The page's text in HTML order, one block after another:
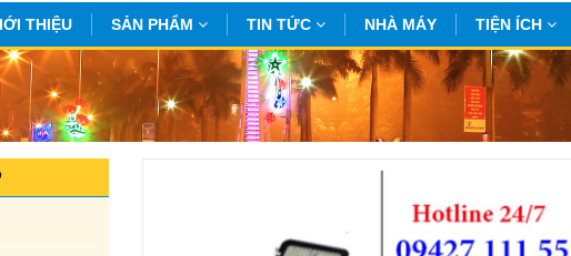
THIỆU SẢN PHẨM TIN TỨC NHÀ MÁY TIỆN ÍCH